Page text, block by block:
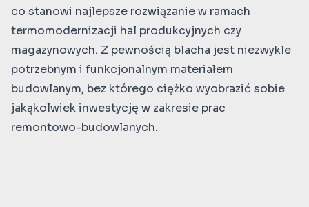
co stanowi najlepsze rozwiązanie w ramach
termomodernizacji hal produkcyjnych czy
magazynowych. Z pewnością blacha jest niezwykle
potrzebnym i funkcjonalnym materiałem
budowlanym, bez którego ciężko wyobrazić sobie
jakąkolwiek inwestycję w zakresie prac
remontowo-budowlanych.